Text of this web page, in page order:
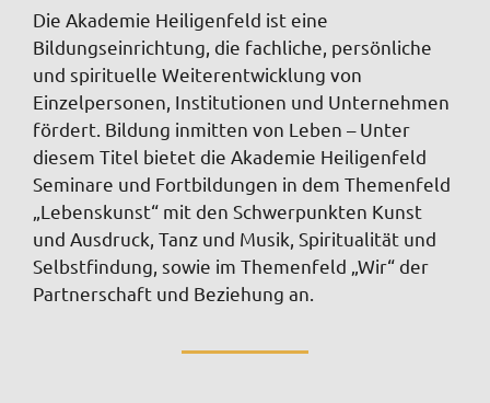
Die Akademie Heiligenfeld ist eine
Bildungseinrichtung, die fachliche, persönliche
und spirituelle Weiterentwicklung von
Einzelpersonen, Institutionen und Unternehmen
fördert. Bildung inmitten von Leben – Unter
diesem Titel bietet die Akademie Heiligenfeld
Seminare und Fortbildungen in dem Themenfeld
„Lebenskunst“ mit den Schwerpunkten Kunst
und Ausdruck, Tanz und Musik, Spiritualität und
Selbstfindung, sowie im Themenfeld „Wir“ der
Partnerschaft und Beziehung an.